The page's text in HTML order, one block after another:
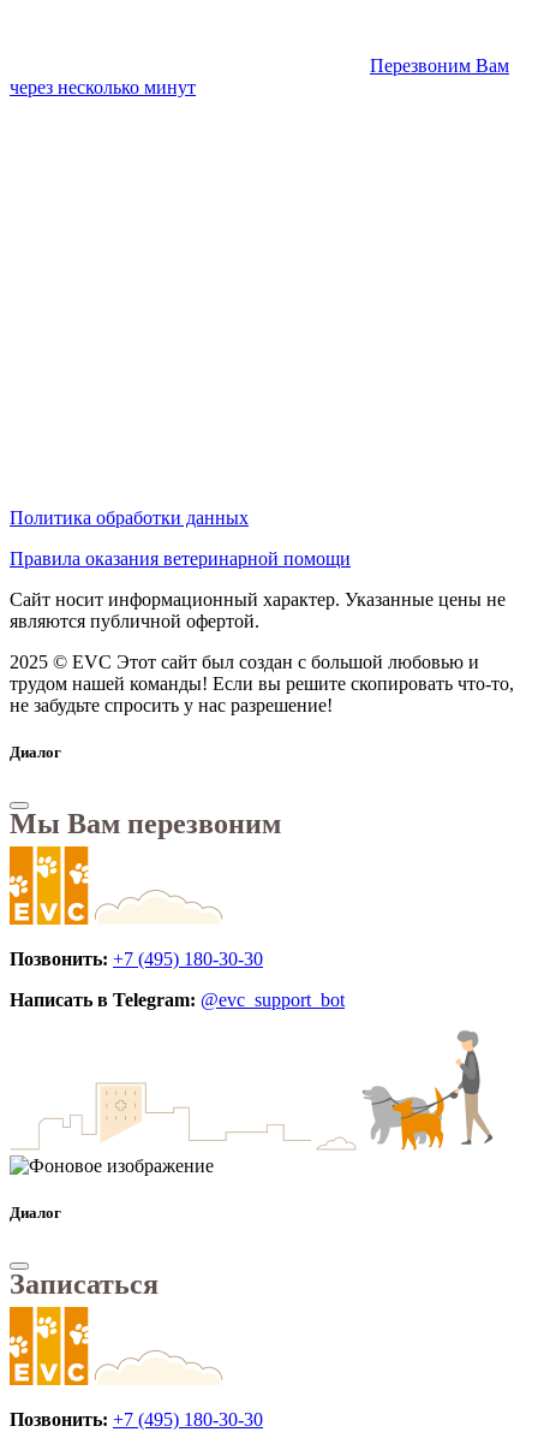
Перезвоним Вам
через несколько минут
Политика обработки данных
Правила оказания ветеринарной помощи
Сайт носит информационный характер. Указанные цены не
являются публичной офертой.
2025 © EVC Этот сайт был создан с большой любовью и
трудом нашей команды! Если вы решите скопировать что-то,
не забудьте спросить у нас разрешение!
Диалог
Мы Вам перезвоним
Позвонить: +7 (495) 180-30-30
Написать в Telegram: @evc_support_bot
Диалог
Записаться
Позвонить: +7 (495) 180-30-30